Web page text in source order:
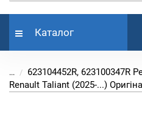
Каталог
...
623104452R, 623100347R
Renault Taliant (2025-...)